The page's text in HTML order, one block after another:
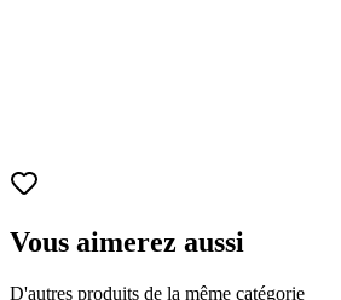
Vous aimerez aussi
D'autres produits de la même catégorie